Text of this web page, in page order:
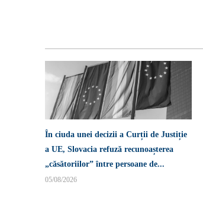
În ciuda unei decizii a Curții de Justiție
a UE, Slovacia refuză recunoașterea
„căsătoriilor” între persoane de...
05/08/2026